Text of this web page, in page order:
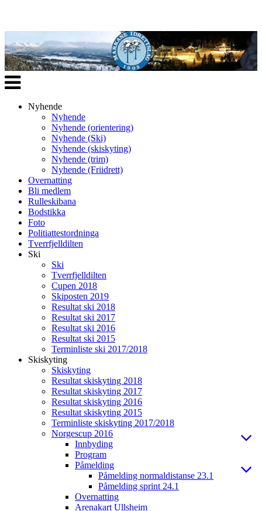
Veksle
navigasjon
Nyhende
Nyhende
Nyhende (orientering)
Nyhende (Ski)
Nyhende (skiskyting)
Nyhende (trim)
Nyhende (Friidrett)
Overnatting
Bli medlem
Rulleskibana
Bodstikka
Foto
Politiattestordninga
Tverrfjelldilten
Ski
Ski
Tverrfjelldilten
Cupen 2018
Skiposten 2019
Resultat ski 2018
Resultat ski 2017
Resultat ski 2016
Resultat ski 2015
Terminliste ski 2017/2018
Skiskyting
Skiskyting
Resultat skiskyting 2018
Resultat skiskyting 2017
Resultat skiskyting 2016
Resultat skiskyting 2015
Terminliste skiskyting 2017/2018
Norgescup 2016
Innbyding
Program
Påmelding
Påmelding normaldistanse 23.1
Påmelding sprint 24.1
Overnatting
Arenakart Ullsheim